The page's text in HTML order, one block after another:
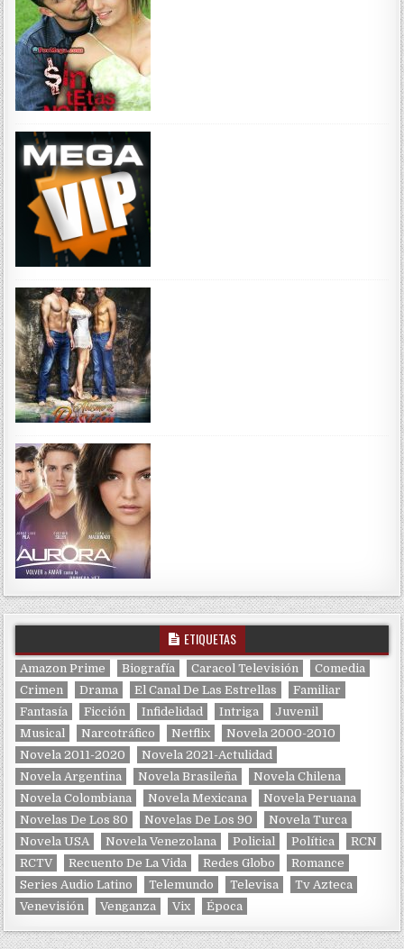
ETIQUETAS
Amazon Prime Biografía Caracol Televisión
Comedia
Crimen
Drama El Canal De Las Estrellas
Familiar
Fantasía
Ficción Infidelidad Intriga
Juvenil
Musical
Narcotráfico Netflix
Novela 2000-2010
Novela 2011-2020
Novela 2021-Actulidad
Novela Argentina
Novela Brasileña
Novela Chilena
Novela Colombiana
Novela Mexicana
Novela Peruana
Novelas De Los 80
Novelas De Los 90
Novela Turca
Novela USA
Novela Venezolana Policial Política
RCN
RCTV
Recuento De La Vida Redes Globo
Romance
Series Audio Latino
Telemundo Televisa
Tv Azteca
Venevisión
Venganza Vix Época